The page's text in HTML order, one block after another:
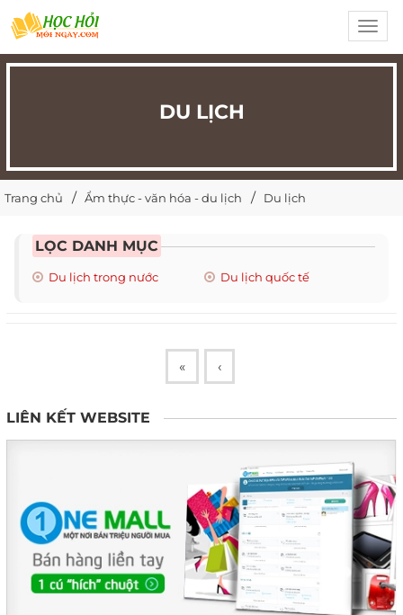
DU LỊCH
Trang chủ Ẩm thực - văn hóa - du lịch Du lịch
LỌC DANH MỤC
Du lịch trong nước Du lịch quốc tế
« ‹
LIÊN KẾT WEBSITE